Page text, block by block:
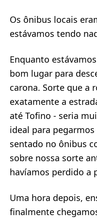
Os ônibus locais
estávamos tendo
Enquanto
bom lugar para
carona. Sorte que a
exatamente a
até Tofino - seria
ideal para
sentado no ônibus
sobre nossa sorte
havíamos perdido a
Uma hora depois,
finalmente